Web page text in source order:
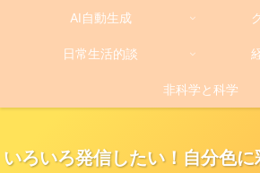
いろいろ発信したい！自分色
AI自動生成
日常生活的談
非科学と科学